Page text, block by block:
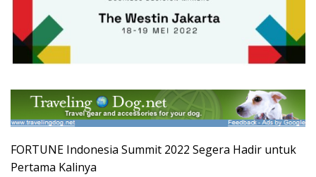
FORTUNE Indonesia Summit 2022 Segera Hadir untuk
Pertama Kalinya